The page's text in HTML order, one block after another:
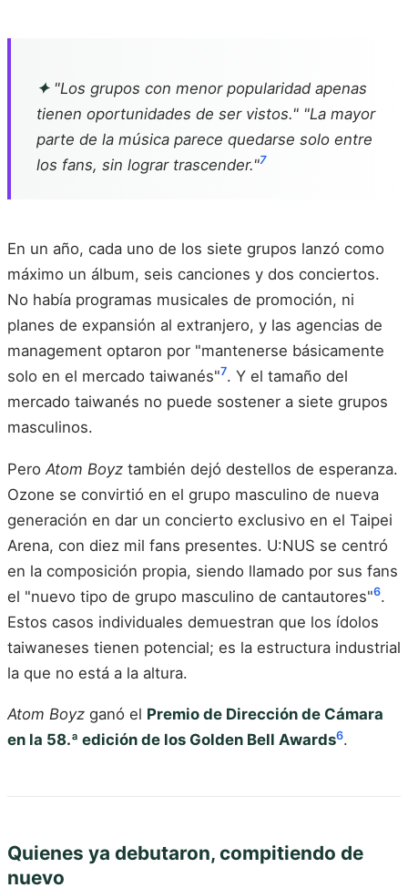
✦"Los grupos con menor popularidad apenas
tienen oportunidades de ser vistos." "La mayor
parte de la música parece quedarse solo entre
los fans, sin lograr trascender."7
En un año, cada uno de los siete grupos lanzó como
máximo un álbum, seis canciones y dos conciertos.
No había programas musicales de promoción, ni
planes de expansión al extranjero, y las agencias de
management optaron por "mantenerse básicamente
solo en el mercado taiwanés"7. Y el tamaño del
mercado taiwanés no puede sostener a siete grupos
masculinos.
Pero Atom Boyz también dejó destellos de esperanza.
Ozone se convirtió en el grupo masculino de nueva
generación en dar un concierto exclusivo en el Taipei
Arena, con diez mil fans presentes. U:NUS se centró
en la composición propia, siendo llamado por sus fans
el "nuevo tipo de grupo masculino de cantautores"6.
Estos casos individuales demuestran que los ídolos
taiwaneses tienen potencial; es la estructura industrial
la que no está a la altura.
Atom Boyz ganó el Premio de Dirección de Cámara
en la 58.ª edición de los Golden Bell Awards6.
Quienes ya debutaron, compitiendo de
nuevo